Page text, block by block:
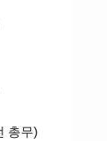
총무)